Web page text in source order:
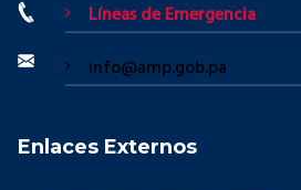
Líneas de Emergencia
info@amp.gob.pa
Enlaces Externos